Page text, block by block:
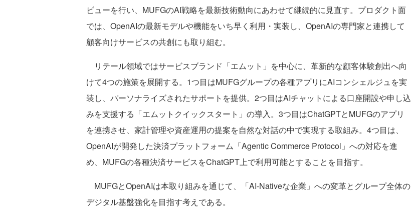
ビューを行い、MUFGのAI戦略を最新技術動向にあわせて継続的に見直す。プロダクト面
では、OpenAIの最新モデルや機能をいち早く利用・実装し、OpenAIの専門家と連携して
顧客向けサービスの共創にも取り組む。
リテール領域ではサービスブランド「エムット」を中心に、革新的な顧客体験創出へ向
けて4つの施策を展開する。1つ目はMUFGグループの各種アプリにAIコンシェルジュを実
装し、パーソナライズされたサポートを提供。2つ目はAIチャットによる口座開設や申し込
みを支援する「エムットクイックスタート」の導入。3つ目はChatGPTとMUFGのアプリ
を連携させ、家計管理や資産運用の提案を自然な対話の中で実現する取組み。4つ目は、
OpenAIが開発した決済プラットフォーム「Agentic Commerce Protocol」への対応を進
め、MUFGの各種決済サービスをChatGPT上で利用可能とすることを目指す。
MUFGとOpenAIは本取り組みを通じて、「AI-Nativeな企業」への変革とグループ全体の
デジタル基盤強化を目指す考えである。